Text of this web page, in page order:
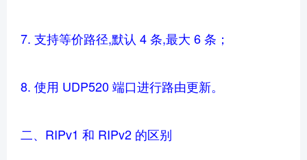
7. 支持等价路径,默认 4 条,最大 6 条；
8. 使用 UDP520 端口进行路由更新。
二、RIPv1 和 RIPv2 的区别